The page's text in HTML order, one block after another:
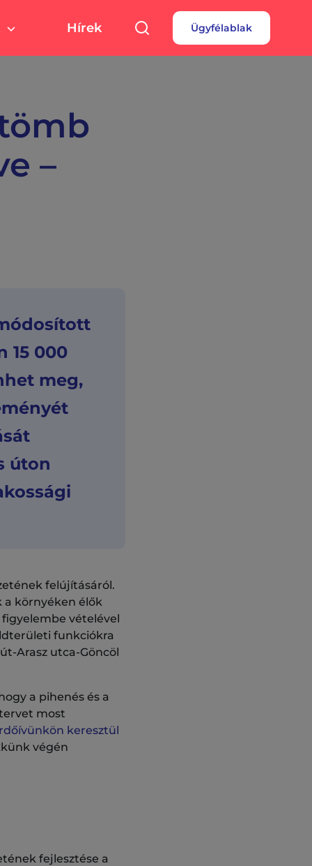
Hírek Ügyfélablak
–
15 000
meg,
úton
felújításáról.
környéken élők
vételével
funkciókra
Arasz utca-Göncöl
a pihenés és a
most
keresztül
végén
fejlesztése a